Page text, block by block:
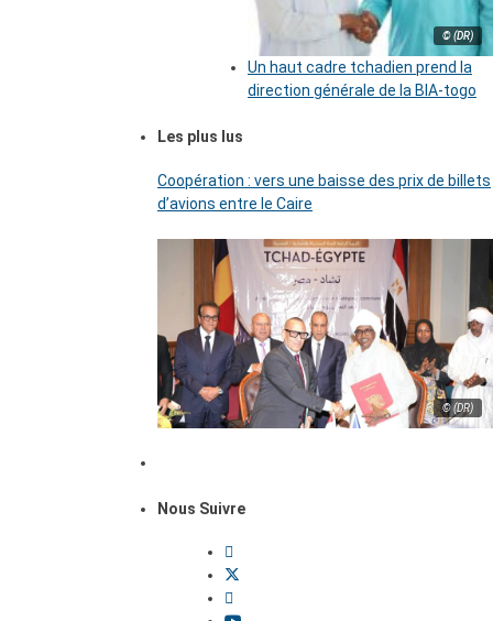
© (DR)
Un haut cadre tchadien prend la
direction générale de la BIA-togo
Les plus lus
Coopération : vers une baisse des prix de billets
d’avions entre le Caire
© (DR)
Nous Suivre